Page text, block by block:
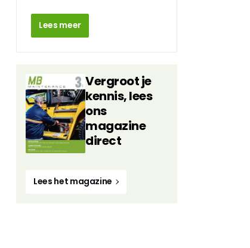
Lees meer
Vergroot je
kennis, lees
ons
magazine
direct
Lees het magazine